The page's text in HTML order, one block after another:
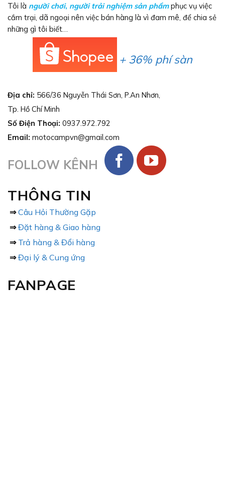
Tôi là người chơi, người trải nghiệm sản phẩmphục vụ việc
cắm trại, dã ngoại nên việc bán hàng là vì đam mê, để chia sẻ
những gì tôi biết…
+ 36% phí sàn
Địa chỉ: 566/36 Nguyễn Thái Sơn, P.An Nhơn,
Tp. Hồ Chí Minh
Số Điện Thoại: 0937.972.792
Email: motocampvn@gmail.com
FOLLOW KÊNH
THÔNG TIN
⇒ Câu Hỏi Thường Gặp
⇒ Đặt hàng & Giao hàng
⇒ Trả hàng & Đổi hàng
⇒ Đại lý & Cung ứng
FANPAGE